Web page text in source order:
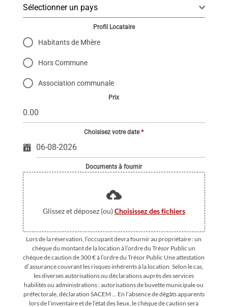
Sélectionner un pays
Profil Locataire
Habitants de Mhère
Hors Commune
Association communale
Prix
Choisisez votre date*
Documents à fournir
Glissez et déposez (ou)Choisissez des fichiers
Lors de la réservation, l’occupant devra fournir au propriétaire : un
chèque du montant de la location à l’ordre du Trésor Public un
chèque de caution de 300 € à l’ordre du Trésor Public Une attestation
d’assurance couvrant les risques inhérents à la location. Selon le cas,
les diverses autorisations ou déclarations auprès des services
habilités ou administrations : autorisations de buvette municipale ou
préfectorale, déclaration SACEM … En l’absence de dégâts apparents
lors de l’inventaire et de l’état des lieux, le chèque de caution sera